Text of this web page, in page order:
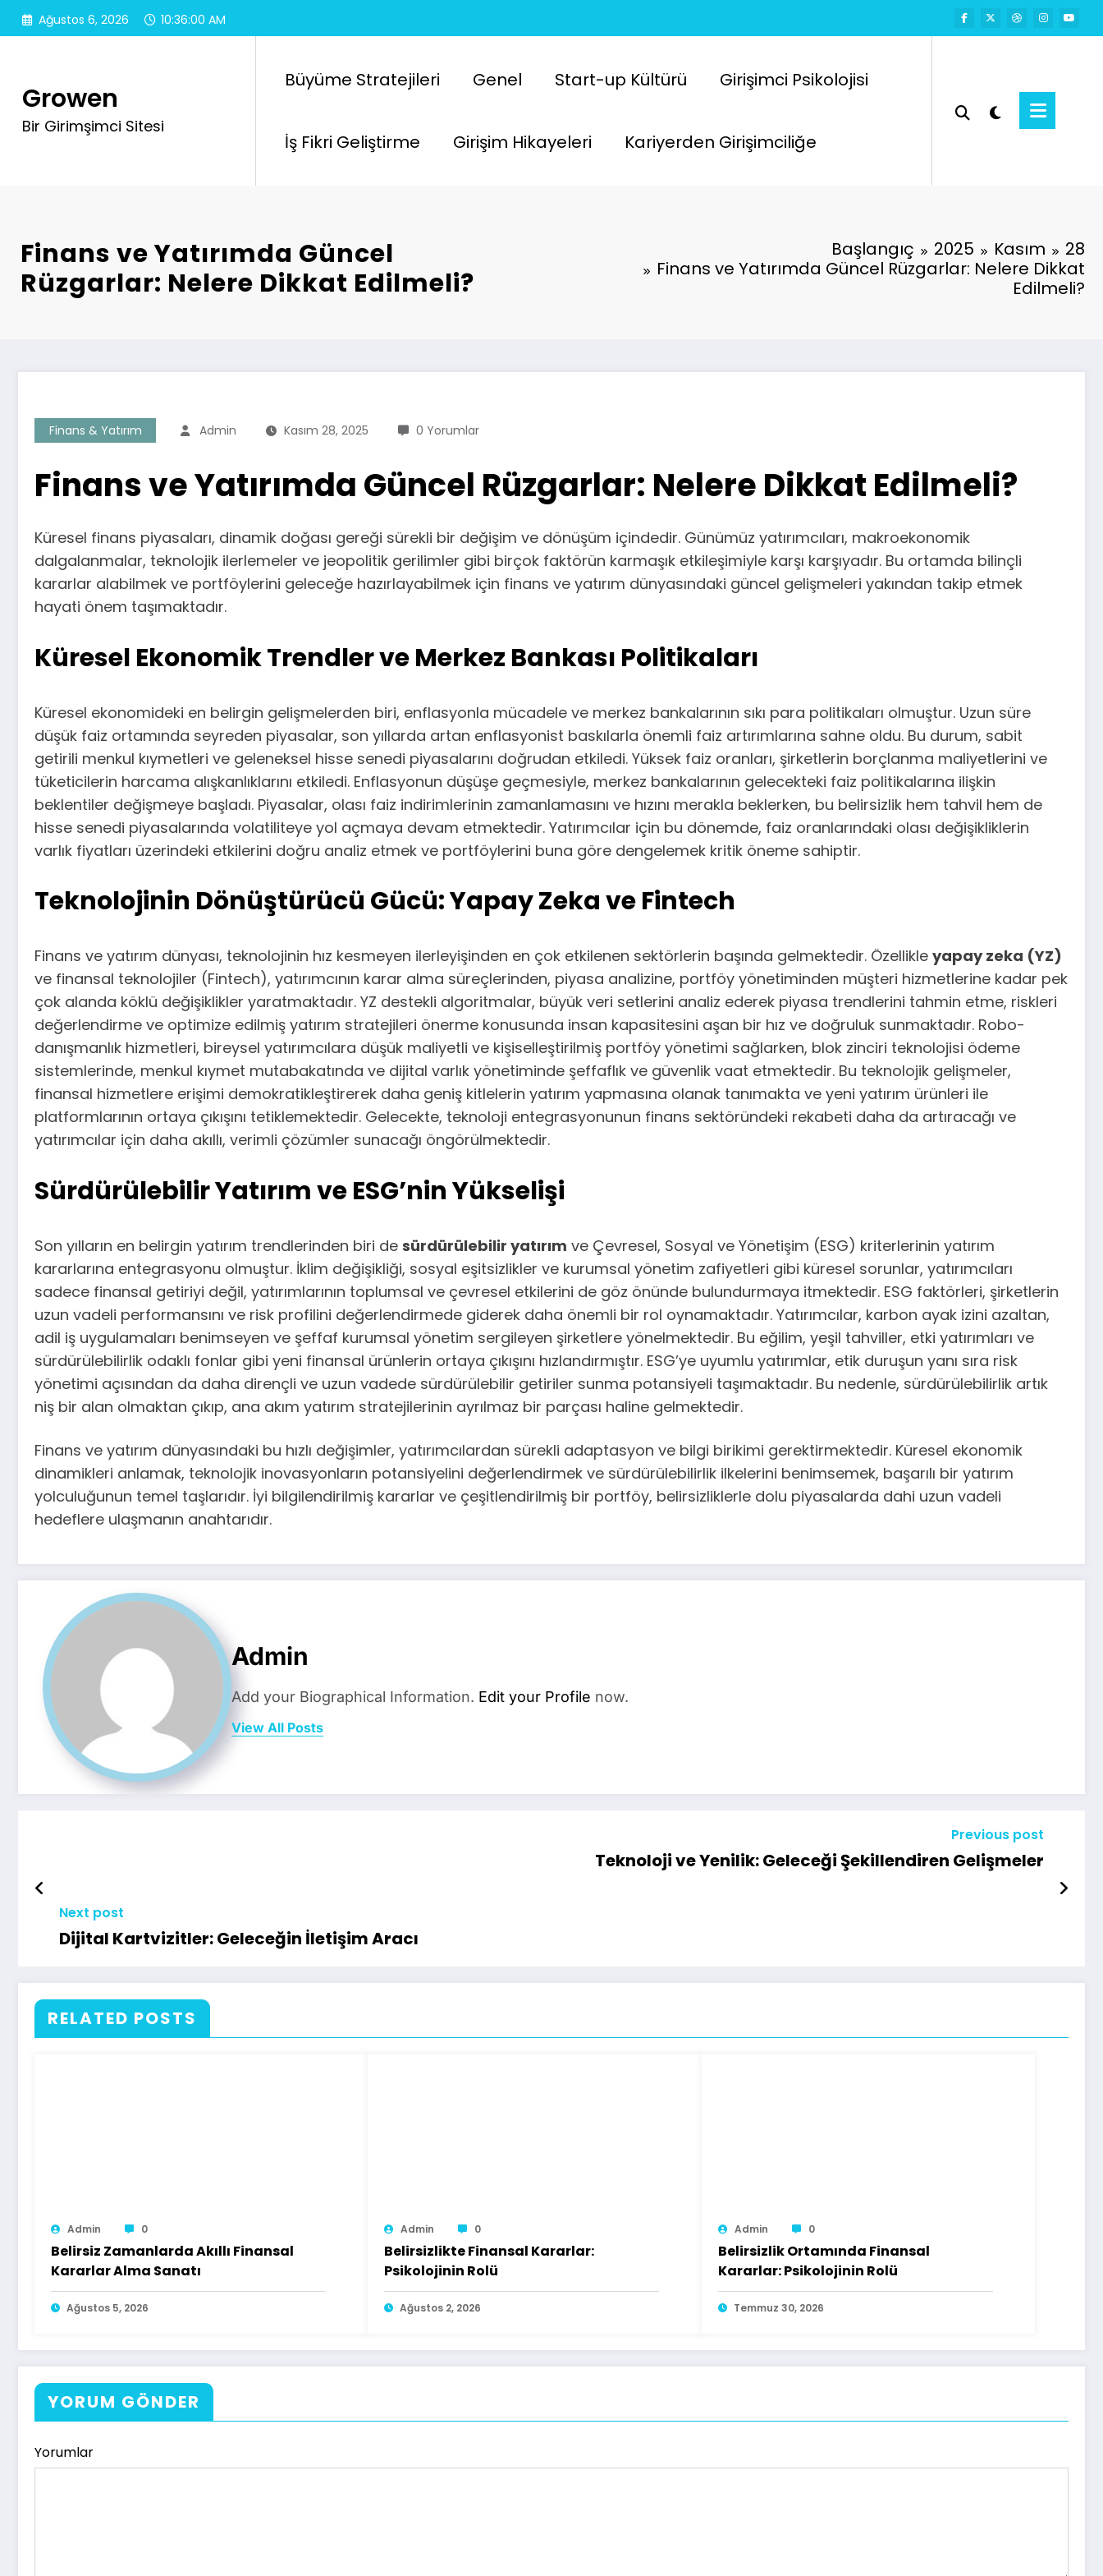
İçeriğe
atla
Ağustos 6, 2026 10:36:01 AM
Growen
Bir Girimşimci Sitesi
Büyüme Stratejileri Genel Start-up Kültürü Girişimci Psikolojisi
İş Fikri Geliştirme Girişim Hikayeleri Kariyerden Girişimciliğe
Finans ve Yatırımda Güncel
Rüzgarlar: Nelere Dikkat Edilmeli?
Başlangıç 2025 Kasım
28
Finans ve Yatırımda Güncel Rüzgarlar: Nelere Dikkat
Edilmeli?
Finans & Yatırım Admin Kasım 28, 2025 0 Yorumlar
Finans ve Yatırımda Güncel Rüzgarlar: Nelere Dikkat Edilmeli?
Küresel finans piyasaları, dinamik doğası gereği sürekli bir değişim ve dönüşüm içindedir. Günümüz yatırımcıları, makroekonomik
dalgalanmalar, teknolojik ilerlemeler ve jeopolitik gerilimler gibi birçok faktörün karmaşık etkileşimiyle karşı karşıyadır. Bu ortamda bilinçli
kararlar alabilmek ve portföylerini geleceğe hazırlayabilmek için finans ve yatırım dünyasındaki güncel gelişmeleri yakından takip etmek
hayati önem taşımaktadır.
Küresel Ekonomik Trendler ve Merkez Bankası Politikaları
Küresel ekonomideki en belirgin gelişmelerden biri, enflasyonla mücadele ve merkez bankalarının sıkı para politikaları olmuştur. Uzun süre
düşük faiz ortamında seyreden piyasalar, son yıllarda artan enflasyonist baskılarla önemli faiz artırımlarına sahne oldu. Bu durum, sabit
getirili menkul kıymetleri ve geleneksel hisse senedi piyasalarını doğrudan etkiledi. Yüksek faiz oranları, şirketlerin borçlanma maliyetlerini ve
tüketicilerin harcama alışkanlıklarını etkiledi. Enflasyonun düşüşe geçmesiyle, merkez bankalarının gelecekteki faiz politikalarına ilişkin
beklentiler değişmeye başladı. Piyasalar, olası faiz indirimlerinin zamanlamasını ve hızını merakla beklerken, bu belirsizlik hem tahvil hem de
hisse senedi piyasalarında volatiliteye yol açmaya devam etmektedir. Yatırımcılar için bu dönemde, faiz oranlarındaki olası değişikliklerin
varlık fiyatları üzerindeki etkilerini doğru analiz etmek ve portföylerini buna göre dengelemek kritik öneme sahiptir.
Teknolojinin Dönüştürücü Gücü: Yapay Zeka ve Fintech
Finans ve yatırım dünyası, teknolojinin hız kesmeyen ilerleyişinden en çok etkilenen sektörlerin başında gelmektedir. Özellikle yapay zeka (YZ)
ve finansal teknolojiler (Fintech), yatırımcının karar alma süreçlerinden, piyasa analizine, portföy yönetiminden müşteri hizmetlerine kadar pek
çok alanda köklü değişiklikler yaratmaktadır. YZ destekli algoritmalar, büyük veri setlerini analiz ederek piyasa trendlerini tahmin etme, riskleri
değerlendirme ve optimize edilmiş yatırım stratejileri önerme konusunda insan kapasitesini aşan bir hız ve doğruluk sunmaktadır. Robo-
danışmanlık hizmetleri, bireysel yatırımcılara düşük maliyetli ve kişiselleştirilmiş portföy yönetimi sağlarken, blok zinciri teknolojisi ödeme
sistemlerinde, menkul kıymet mutabakatında ve dijital varlık yönetiminde şeffaflık ve güvenlik vaat etmektedir. Bu teknolojik gelişmeler,
finansal hizmetlere erişimi demokratikleştirerek daha geniş kitlelerin yatırım yapmasına olanak tanımakta ve yeni yatırım ürünleri ile
platformlarının ortaya çıkışını tetiklemektedir. Gelecekte, teknoloji entegrasyonunun finans sektöründeki rekabeti daha da artıracağı ve
yatırımcılar için daha akıllı, verimli çözümler sunacağı öngörülmektedir.
Sürdürülebilir Yatırım ve ESG’nin Yükselişi
Son yılların en belirgin yatırım trendlerinden biri de sürdürülebilir yatırım ve Çevresel, Sosyal ve Yönetişim (ESG) kriterlerinin yatırım
kararlarına entegrasyonu olmuştur. İklim değişikliği, sosyal eşitsizlikler ve kurumsal yönetim zafiyetleri gibi küresel sorunlar, yatırımcıları
sadece finansal getiriyi değil, yatırımlarının toplumsal ve çevresel etkilerini de göz önünde bulundurmaya itmektedir. ESG faktörleri, şirketlerin
uzun vadeli performansını ve risk profilini değerlendirmede giderek daha önemli bir rol oynamaktadır. Yatırımcılar, karbon ayak izini azaltan,
adil iş uygulamaları benimseyen ve şeffaf kurumsal yönetim sergileyen şirketlere yönelmektedir. Bu eğilim, yeşil tahviller, etki yatırımları ve
sürdürülebilirlik odaklı fonlar gibi yeni finansal ürünlerin ortaya çıkışını hızlandırmıştır. ESG’ye uyumlu yatırımlar, etik duruşun yanı sıra risk
yönetimi açısından da daha dirençli ve uzun vadede sürdürülebilir getiriler sunma potansiyeli taşımaktadır. Bu nedenle, sürdürülebilirlik artık
niş bir alan olmaktan çıkıp, ana akım yatırım stratejilerinin ayrılmaz bir parçası haline gelmektedir.
Finans ve yatırım dünyasındaki bu hızlı değişimler, yatırımcılardan sürekli adaptasyon ve bilgi birikimi gerektirmektedir. Küresel ekonomik
dinamikleri anlamak, teknolojik inovasyonların potansiyelini değerlendirmek ve sürdürülebilirlik ilkelerini benimsemek, başarılı bir yatırım
yolculuğunun temel taşlarıdır. İyi bilgilendirilmiş kararlar ve çeşitlendirilmiş bir portföy, belirsizliklerle dolu piyasalarda dahi uzun vadeli
hedeflere ulaşmanın anahtarıdır.
Admin
Add your Biographical Information. Edit your Profile now.
View All Posts
Previous post
Teknoloji ve Yenilik: Geleceği Şekillendiren Gelişmeler
Next post
Dijital Kartvizitler: Geleceğin İletişim Aracı
RELATED POSTS
Admin 0
Belirsiz Zamanlarda Akıllı Finansal
Kararlar Alma Sanatı
Ağustos 5, 2026
Admin 0
Belirsizlikte Finansal Kararlar:
Psikolojinin Rolü
Ağustos 2, 2026
Admin 0
Belirsizlik Ortamında Finansal
Kararlar: Psikolojinin Rolü
Temmuz 30, 2026
YORUM GÖNDER
Yorumlar